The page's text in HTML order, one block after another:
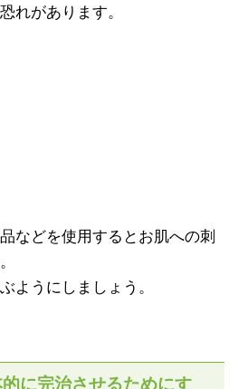
れがあります。
などを使用するとお肌への刺
ようにしましょう。
に完治させるためにす